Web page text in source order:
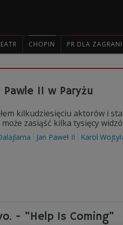
CHOPIN PR DLA
II w Paryżu
kilkudziesięciu aktorów i
zasiąść kilka tysięcy
Jan Paweł II Karol
- "Help Is Coming"